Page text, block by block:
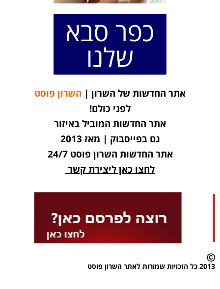
כפר סבא
שלנו
אתר החדשות של השרון | השרון פוסט
לפני כולם!
אתר החדשות המוביל באיזור
גם בפייסבוק | מאז 2013
אתר החדשות השרון פוסט 24/7
לחצו כאן ליצירת קשר
2013 כל הזכויות שמורות לאתר השרון פוסט